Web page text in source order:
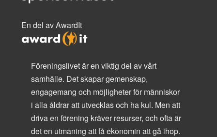
En del av AwardIt
Föreningslivet är en viktig del av vårt
samhälle. Det skapar gemenskap,
engagemang och möjligheter för människor
i alla åldrar att utvecklas och ha kul. Men att
driva en förening kräver resurser, och ofta är
det en utmaning att få ekonomin att gå ihop.